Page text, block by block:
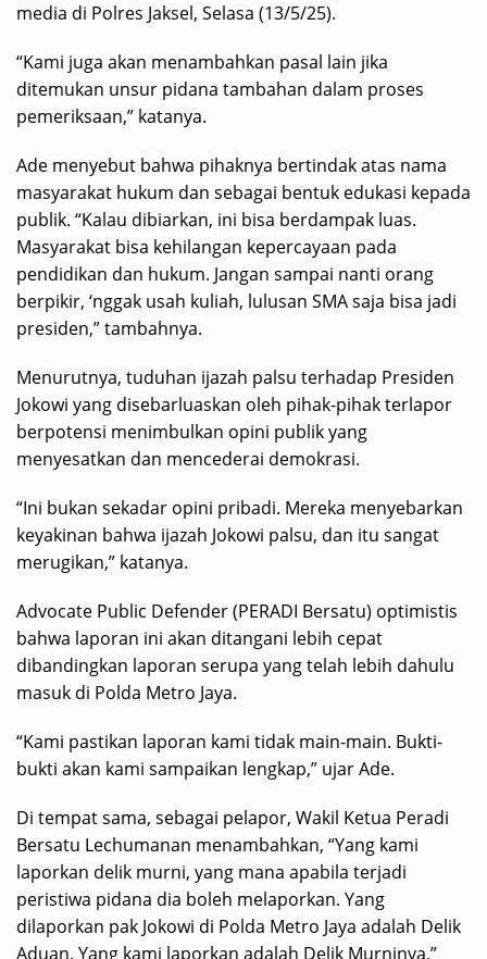
media di Polres Jaksel, Selasa (13/5/25).
“Kami juga akan menambahkan pasal lain jika
ditemukan unsur pidana tambahan dalam proses
pemeriksaan,” katanya.
Ade menyebut bahwa pihaknya bertindak atas nama
masyarakat hukum dan sebagai bentuk edukasi kepada
publik. “Kalau dibiarkan, ini bisa berdampak luas.
Masyarakat bisa kehilangan kepercayaan pada
pendidikan dan hukum. Jangan sampai nanti orang
berpikir, ‘nggak usah kuliah, lulusan SMA saja bisa jadi
presiden,” tambahnya.
Menurutnya, tuduhan ijazah palsu terhadap Presiden
Jokowi yang disebarluaskan oleh pihak-pihak terlapor
berpotensi menimbulkan opini publik yang
menyesatkan dan mencederai demokrasi.
“Ini bukan sekadar opini pribadi. Mereka menyebarkan
keyakinan bahwa ijazah Jokowi palsu, dan itu sangat
merugikan,” katanya.
Advocate Public Defender (PERADI Bersatu) optimistis
bahwa laporan ini akan ditangani lebih cepat
dibandingkan laporan serupa yang telah lebih dahulu
masuk di Polda Metro Jaya.
“Kami pastikan laporan kami tidak main-main. Bukti-
bukti akan kami sampaikan lengkap,” ujar Ade.
Di tempat sama, sebagai pelapor, Wakil Ketua Peradi
Bersatu Lechumanan menambahkan, “Yang kami
laporkan delik murni, yang mana apabila terjadi
peristiwa pidana dia boleh melaporkan. Yang
dilaporkan pak Jokowi di Polda Metro Jaya adalah Delik
Aduan. Yang kami laporkan adalah Delik Murninya,”